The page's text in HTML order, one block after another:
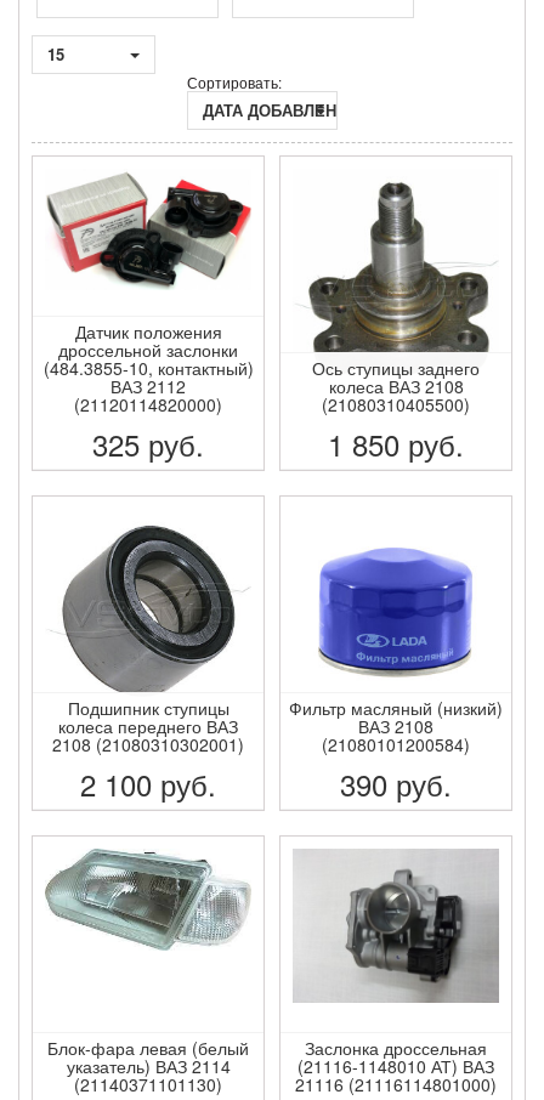
15
Сортировать:
ДАТА ДОБАВЛЕНИЯ
Датчик положения
дроссельной заслонки
(484.3855-10, контактный)
ВАЗ 2112
(21120114820000)
325 руб.
ПОДРОБНЕЕ
Ось ступицы заднего
колеса ВАЗ 2108
(21080310405500)
1 850 руб.
ПОДРОБНЕЕ
Подшипник ступицы
колеса переднего ВАЗ
2108 (21080310302001)
2 100 руб.
ПОДРОБНЕЕ
Фильтр масляный (низкий)
ВАЗ 2108
(21080101200584)
390 руб.
ПОДРОБНЕЕ
Блок-фара левая (белый
указатель) ВАЗ 2114
(21140371101130)
Заслонка дроссельная
(21116-1148010 АТ) ВАЗ
21116 (21116114801000)